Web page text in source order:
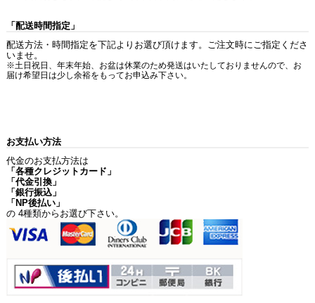
「配送時間指定」
配送方法・時間指定を下記よりお選び頂けます。ご注文時にご指定くださ
いませ。
※土日祝日、年末年始、お盆は休業のため発送はいたしておりませんので、お
届け希望日は少し余裕をもってお申込み下さい。
お支払い方法
代金のお支払方法は
「各種クレジットカード」
「代金引換」
「銀行振込」
「NP後払い」
の 4種類からお選び下さい。